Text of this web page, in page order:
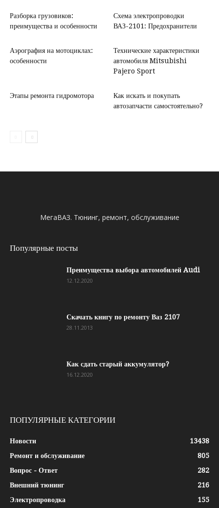
Разборка грузовиков:
преимущества и особенности
Схема электропроводки
ВАЗ-2101: Предохранители
Аэрография на мотоциклах:
особенности
Технические характеристики
автомобиля Mitsubishi
Pajero Sport
Этапы ремонта гидромотора
Как искать и покупать
автозапчасти самостоятельно?
МегаВАЗ. Тюнинг, ремонт, обслуживание
Популярные посты
Преимущества выбора автомобилей Audi
12.12.2020
Скачать книгу по ремонту Ваз 2107
28.11.2013
Как сдать старый аккумулятор?
16.12.2020
ПОПУЛЯРНЫЕ КАТЕГОРИИ
Новости
13438
Ремонт и обслуживание
805
Вопрос - Ответ
282
Внешний тюнинг
216
Электропроводка
155